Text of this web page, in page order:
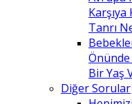
Karşıya
Tanrı
Bir Yaş
Diğer Sorular